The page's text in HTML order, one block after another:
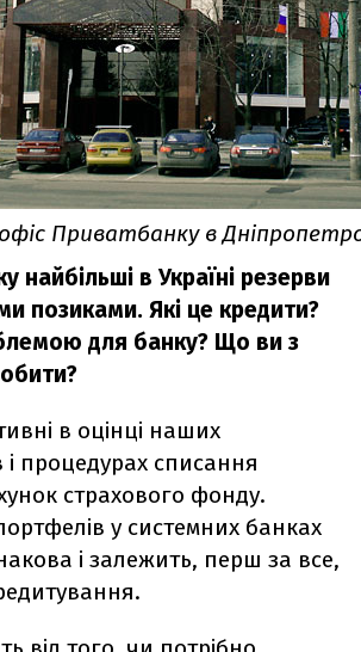
Приватбанку в
найбільші в Україні резерви
позиками. Які це кредити?
для банку? Що ви з
в оцінці наших
і процедурах списання
страхового фонду.
у системних банках
і залежить, перш за все,